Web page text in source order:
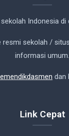
Indonesia di
resmi sekolah /
informasi umum.
dan
Link Cepat